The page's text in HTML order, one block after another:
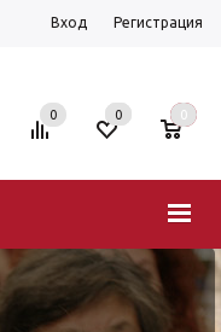
Вход Регистрация
0 0 0